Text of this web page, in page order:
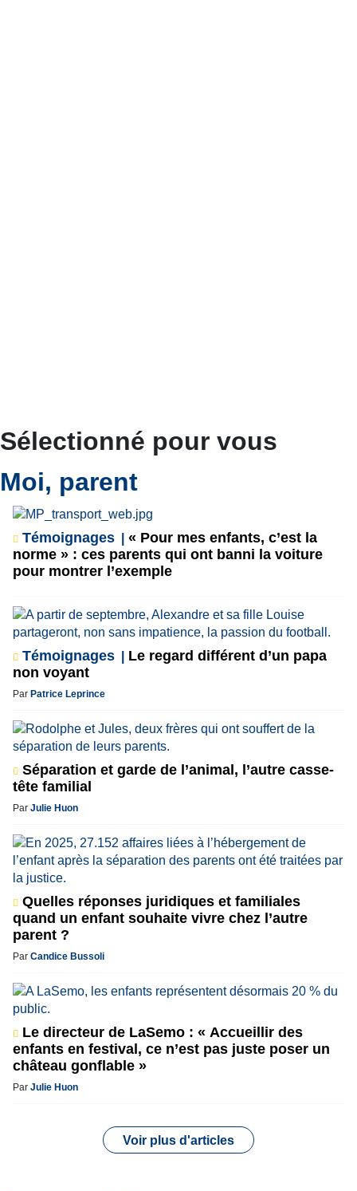
Sélectionné pour vous
Moi, parent
Témoignages
« Pour mes enfants, c’est la
norme » : ces parents qui ont banni la voiture
pour montrer l’exemple
Témoignages
Le regard différent d’un papa
non voyant
Par Patrice Leprince
Séparation et garde de l’animal, l’autre casse-
tête familial
Par Julie Huon
Quelles réponses juridiques et familiales
quand un enfant souhaite vivre chez l’autre
parent ?
Par Candice Bussoli
Le directeur de LaSemo : « Accueillir des
enfants en festival, ce n’est pas juste poser un
château gonflable »
Par Julie Huon
Voir plus d'articles